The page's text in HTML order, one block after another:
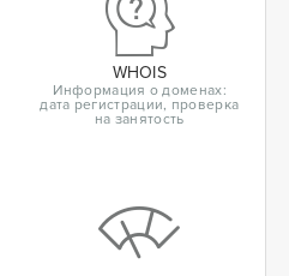
WHOIS
Информация о доменах:
дата регистрации, проверка
на занятость